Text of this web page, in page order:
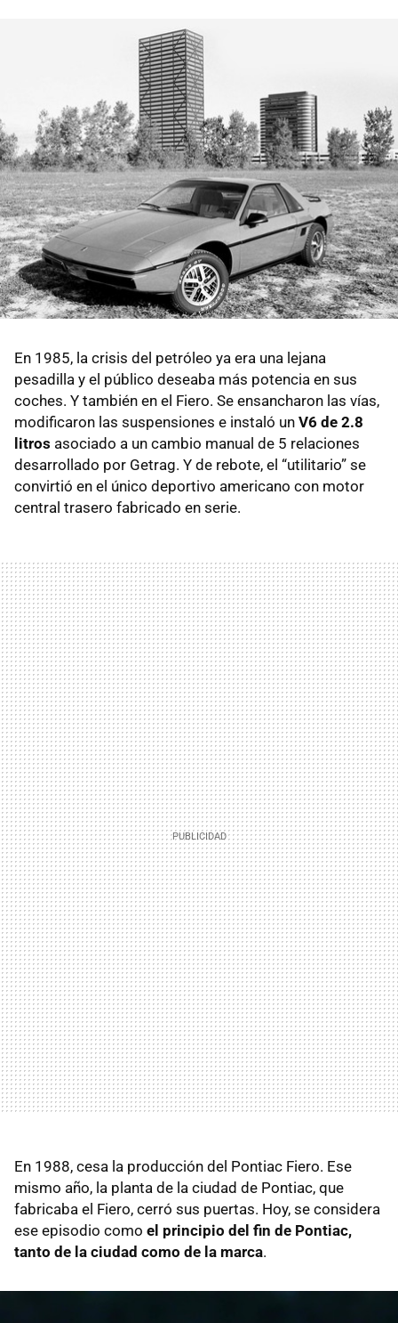
En 1985, la crisis del petróleo ya era una lejana
pesadilla y el público deseaba más potencia en sus
coches. Y también en el Fiero. Se ensancharon las vías,
modificaron las suspensiones e instaló un V6 de 2.8
litros asociado a un cambio manual de 5 relaciones
desarrollado por Getrag. Y de rebote, el “utilitario” se
convirtió en el único deportivo americano con motor
central trasero fabricado en serie.
En 1988, cesa la producción del Pontiac Fiero. Ese
mismo año, la planta de la ciudad de Pontiac, que
fabricaba el Fiero, cerró sus puertas. Hoy, se considera
ese episodio como el principio del fin de Pontiac,
tanto de la ciudad como de la marca.